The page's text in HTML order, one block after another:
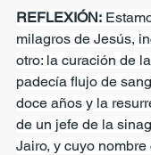
REFLEXIÓN:
milagros de Jesús,
otro: la curación de
padecía flujo de
doce años y la
de un jefe de la
Jairo, y cuyo